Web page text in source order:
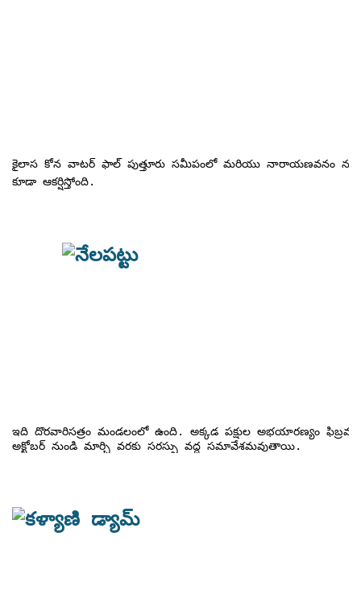
కైలాస కోన వాటర్ ఫాల్ పుత్తూరు సమీపంలో మరియు నారాయణవనం
కూడా ఆకర్షిస్తోంది.
ఇది దొరవారిసత్రం మండలంలో ఉంది. అక్కడ పక్షుల అభయారణ్యం
అక్టోబర్ నుండి మార్చి వరకు సరస్సు వద్ద సమావేశమవుతాయి.